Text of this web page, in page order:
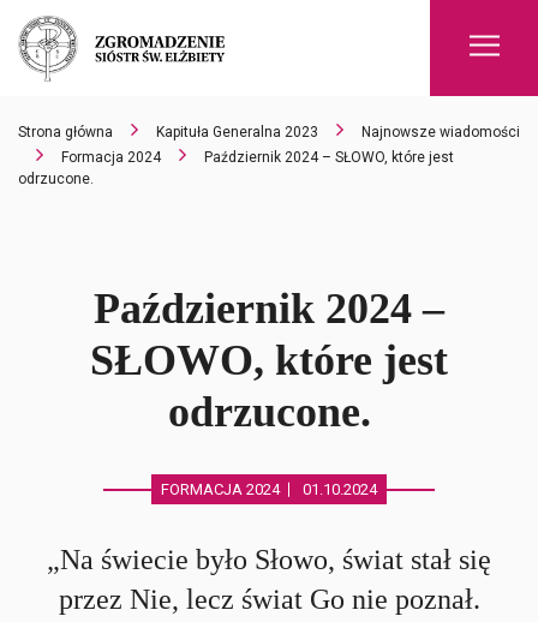
Strona główna Kapituła Generalna 2023
Najnowsze wiadomości
Formacja 2024
Październik 2024 – SŁOWO, które jest
odrzucone.
Październik 2024 –
SŁOWO, które jest
odrzucone.
FORMACJA 2024 01.10.2024
„Na świecie było Słowo, świat stał się
przez Nie, lecz świat Go nie poznał.